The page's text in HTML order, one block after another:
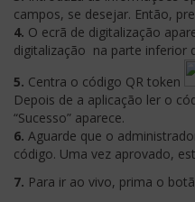
campos, se desejar. Então,
4. O ecrã de digitalização
digitalização na parte inferior
5. Centra o código QR token
Depois de a aplicação ler o
“Sucesso” aparece.
6. Aguarde que o
código. Uma vez aprovado,
7. Para ir ao vivo, prima o